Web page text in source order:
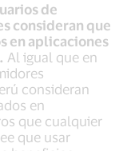
de
consideran que
en aplicaciones
Al igual que en
consideran
en
que cualquier
que usar